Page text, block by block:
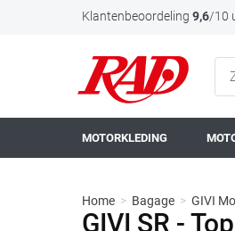
Klantenbeoordeling 9,6/10
MOTORKLEDING
Home > Bagage > GIVI
GIVI SR -